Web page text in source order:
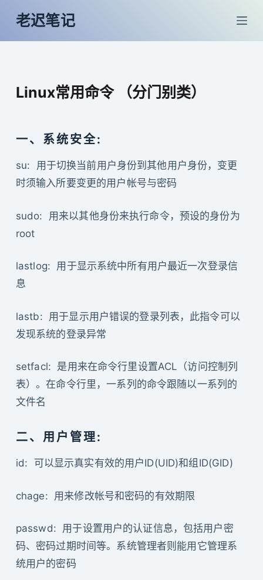
跳
过
内
老迟笔记
Linux常用命令 （分门别类）
一、系统安全:
su: 用于切换当前用户身份到其他用户身份，变更
时须输入所要变更的用户帐号与密码
sudo: 用来以其他身份来执行命令，预设的身份为
root
lastlog: 用于显示系统中所有用户最近一次登录信
息
lastb: 用于显示用户错误的登录列表，此指令可以
发现系统的登录异常
setfacl: 是用来在命令行里设置ACL（访问控制列
表）。在命令行里，一系列的命令跟随以一系列的
文件名
二、用户管理:
id: 可以显示真实有效的用户ID(UID)和组ID(GID)
chage: 用来修改帐号和密码的有效期限
passwd: 用于设置用户的认证信息，包括用户密
码、密码过期时间等。系统管理者则能用它管理系
统用户的密码